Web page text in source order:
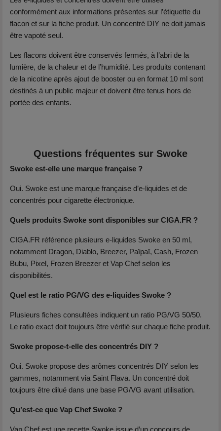
conformément aux informations présentes sur l’étiquette du
flacon et sur la fiche produit. Un concentré DIY ne doit jamais
être vapoté seul.
Les flacons doivent être conservés fermés, à l’abri de la
lumière, de la chaleur et de l’humidité. Les produits contenant
de la nicotine après ajout de booster ou en format 10 ml sont
destinés à un public majeur et doivent être tenus hors de
portée des enfants.
Questions fréquentes sur Swoke
Swoke est-elle une marque française ?
Oui. Swoke est une marque française d’e-liquides et de
concentrés pour cigarette électronique.
Quels produits Swoke sont disponibles sur CIGA.FR ?
CIGA.FR référence plusieurs e-liquides Swoke en 50 ml,
notamment Dragon, Diablo, Breezer, Païpaï, Cash, Frozen
Bubu, Pixel, Frozen Breezer et Vap Chef selon les
disponibilités.
Quel est le ratio PG/VG des e-liquides Swoke ?
Plusieurs fiches consultées indiquent un ratio PG/VG 50/50.
Le ratio exact doit toujours être vérifié sur chaque fiche produit.
Swoke propose-t-elle des concentrés DIY ?
Oui. Swoke propose des arômes concentrés DIY selon les
gammes, notamment via Saint Flava. Un concentré doit
toujours être dilué dans une base PG/VG avant utilisation.
Qu’est-ce que Vap Chef Swoke ?